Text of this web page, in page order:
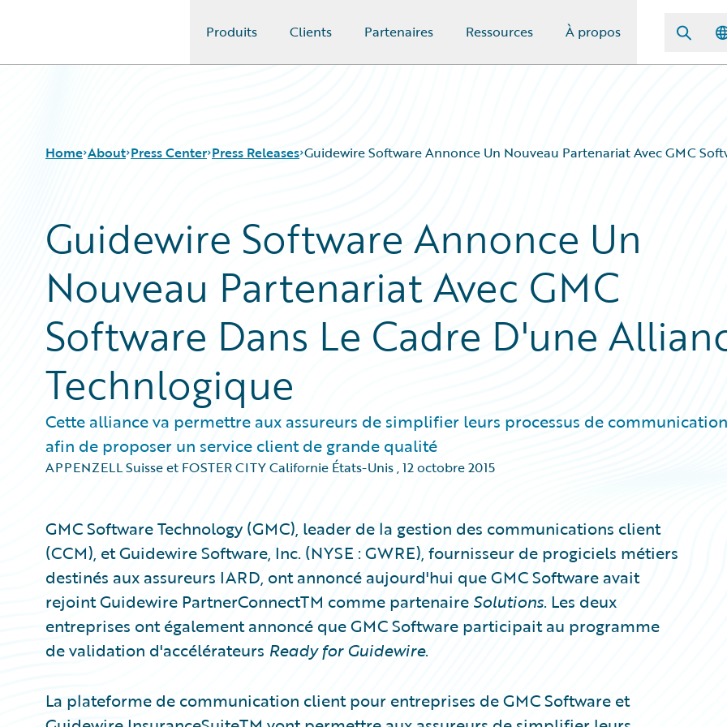
Produits Clients Partenaires Ressources À propos
Home About Press Center Press Releases Guidewire Software Annonce Un Nouveau Partenariat Avec GMC
Guidewire Software Annonce Un
Nouveau Partenariat Avec GMC
Software Dans Le Cadre D'une
Technlogique
Cette alliance va permettre aux assureurs de simplifier leurs processus de communication
afin de proposer un service client de grande qualité
APPENZELL Suisse et FOSTER CITY Californie États-Unis,12 octobre 2015
GMC Software Technology (GMC), leader de la gestion des communications client
(CCM), et Guidewire Software, Inc. (NYSE : GWRE), fournisseur de progiciels métiers
destinés aux assureurs IARD, ont annoncé aujourd'hui que GMC Software avait
rejoint Guidewire PartnerConnectTM comme partenaire Solutions. Les deux
entreprises ont également annoncé que GMC Software participait au programme
de validation d'accélérateurs Ready for Guidewire.
La plateforme de communication client pour entreprises de GMC Software et